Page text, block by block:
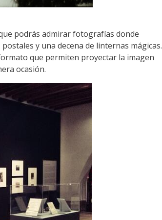
podrás admirar fotografías donde
y una decena de linternas mágicas.
que permiten proyectar la imagen
ocasión.